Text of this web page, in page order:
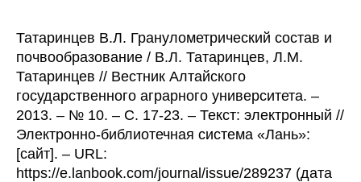
Татаринцев В.Л. Гранулометрический состав и
почвообразование / В.Л. Татаринцев, Л.М.
Татаринцев // Вестник Алтайского
государственного аграрного университета. –
2013. – № 10. – С. 17-23. – Текст: электронный //
Электронно-библиотечная система «Лань»:
[сайт]. – URL:
https://e.lanbook.com/journal/issue/289237 (дата